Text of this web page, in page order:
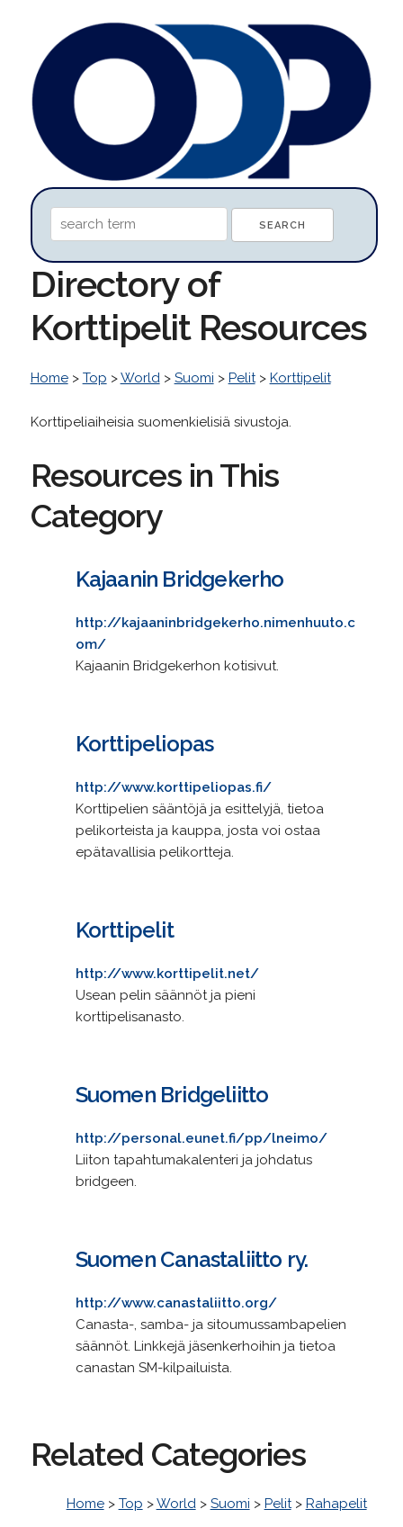
Directory of
Korttipelit Resources
Home> Top >World> Suomi > Pelit> Korttipelit
Korttipeliaiheisia suomenkielisiä sivustoja.
Resources in This
Category
Kajaanin Bridgekerho
http://kajaaninbridgekerho.nimenhuuto.c
om/
Kajaanin Bridgekerhon kotisivut.
Korttipeliopas
http://www.korttipeliopas.fi/
Korttipelien sääntöjä ja esittelyjä, tietoa
pelikorteista ja kauppa, josta voi ostaa
epätavallisia pelikortteja.
Korttipelit
http://www.korttipelit.net/
Usean pelin säännöt ja pieni
korttipelisanasto.
Suomen Bridgeliitto
http://personal.eunet.fi/pp/lneimo/
Liiton tapahtumakalenteri ja johdatus
bridgeen.
Suomen Canastaliitto ry.
http://www.canastaliitto.org/
Canasta-, samba- ja sitoumussambapelien
säännöt. Linkkejä jäsenkerhoihin ja tietoa
canastan SM-kilpailuista.
Related Categories
Home> Top >World> Suomi > Pelit> Rahapelit